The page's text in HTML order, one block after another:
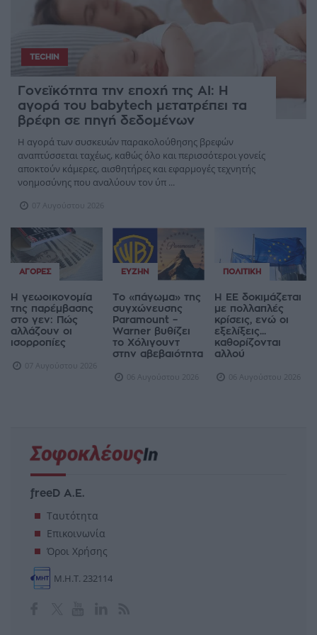
TECHIN
Γονεϊκότητα την εποχή της AI: Η
αγορά του babytech μετατρέπει τα
βρέφη σε πηγή δεδομένων
Η αγορά των συσκευών παρακολούθησης βρεφών
αναπτύσσεται ταχέως, καθώς όλο και περισσότεροι γονείς
αποκτούν κάμερες, αισθητήρες και εφαρμογές τεχνητής
νοημοσύνης που αναλύουν τον ύπ ...
07 Αυγούστου 2026
ΑΓΟΡΈΣ
Η γεωοικονομία
της παρέμβασης
στο γεν: Πώς
αλλάζουν οι
ισορροπίες
07 Αυγούστου 2026
ΕΥΖΗΝ
Το «πάγωμα» της
συγχώνευσης
Paramount –
Warner βυθίζει
το Χόλιγουντ
στην αβεβαιότητα
06 Αυγούστου 2026
ΠΟΛΙΤΙΚΉ
Η ΕΕ δοκιμάζεται
με πολλαπλές
κρίσεις, ενώ οι
εξελίξεις...
καθορίζονται
αλλού
06 Αυγούστου 2026